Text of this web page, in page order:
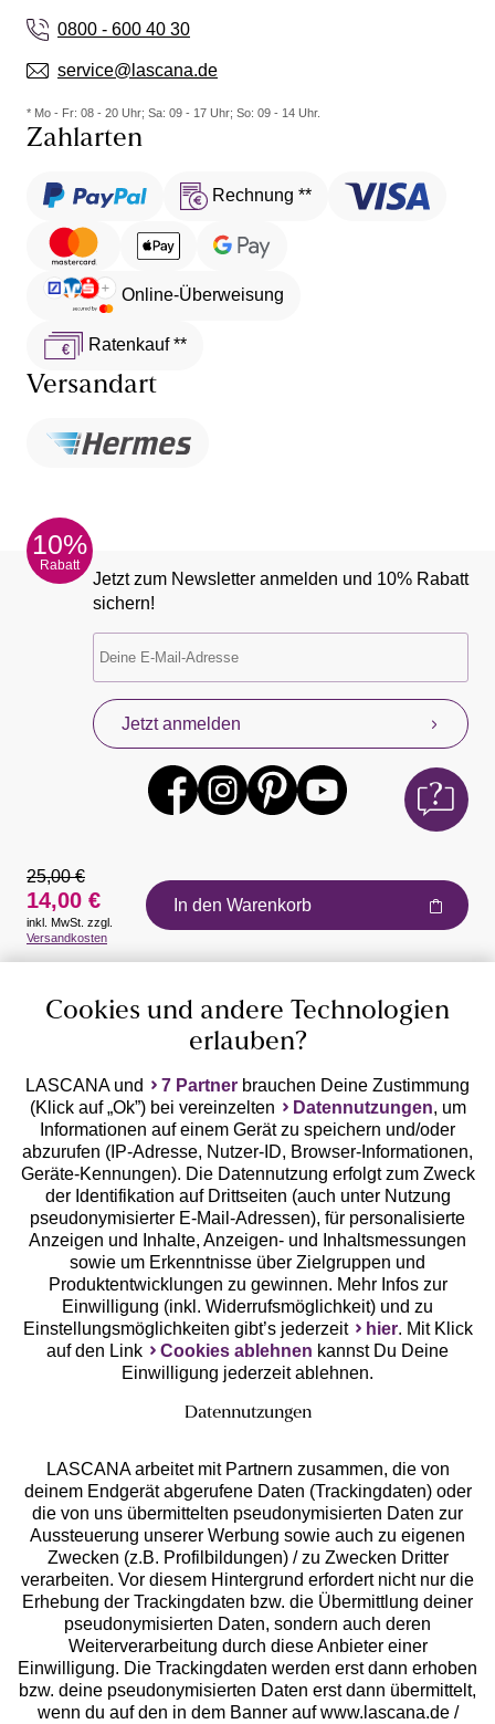
0800 - 600 40 30
service@lascana.de
* Mo - Fr: 08 - 20 Uhr; Sa: 09 - 17 Uhr; So: 09 - 14 Uhr.
Zahlarten
Rechnung **
Online-Überweisung
Ratenkauf **
Versandart
10%
Rabatt
Jetzt zum Newsletter anmelden und 10% Rabatt
sichern!
Jetzt anmelden
Auszeichnungen
Geprüfte Sicherheit
Unsere Apps
Services
Beratung
Über uns
Rechtliches
25,00 €
14,00 €
inkl. MwSt. zzgl.
Versandkosten
In den Warenkorb
Cookies und andere Technologien
erlauben?
LASCANA und 7 Partner brauchen Deine Zustimmung
(Klick auf „Ok”) bei vereinzelten
Datennutzungen, um
Informationen auf einem Gerät zu speichern und/oder
abzurufen (IP-Adresse, Nutzer-ID, Browser-Informationen,
Geräte-Kennungen). Die Datennutzung erfolgt zum Zweck
der Identifikation auf Drittseiten (auch unter Nutzung
pseudonymisierter E-Mail-Adressen), für personalisierte
Anzeigen und Inhalte, Anzeigen- und Inhaltsmessungen
sowie um Erkenntnisse über Zielgruppen und
Produktentwicklungen zu gewinnen. Mehr Infos zur
Einwilligung (inkl. Widerrufsmöglichkeit) und zu
Einstellungsmöglichkeiten gibt’s jederzeit
hier. Mit Klick
auf den Link
Cookies ablehnen kannst Du Deine
Einwilligung jederzeit ablehnen.
Datennutzungen
LASCANA arbeitet mit Partnern zusammen, die von
deinem Endgerät abgerufene Daten (Trackingdaten) oder
die von uns übermittelten pseudonymisierten Daten zur
Aussteuerung unserer Werbung sowie auch zu eigenen
Zwecken (z.B. Profilbildungen) / zu Zwecken Dritter
verarbeiten. Vor diesem Hintergrund erfordert nicht nur die
Erhebung der Trackingdaten bzw. die Übermittlung deiner
pseudonymisierten Daten, sondern auch deren
Weiterverarbeitung durch diese Anbieter einer
Einwilligung. Die Trackingdaten werden erst dann erhoben
bzw. deine pseudonymisierten Daten erst dann übermittelt,
wenn du auf den in dem Banner auf www.lascana.de /